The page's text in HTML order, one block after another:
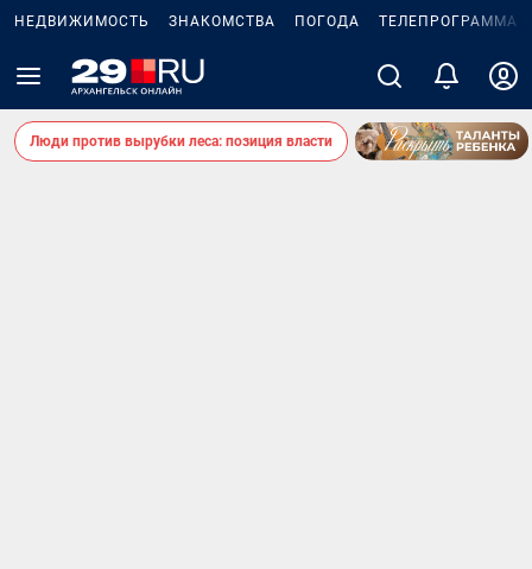
НЕДВИЖИМОСТЬ ЗНАКОМСТВА ПОГОДА ТЕЛЕПРОГРАММА
Люди против вырубки леса: позиция власти